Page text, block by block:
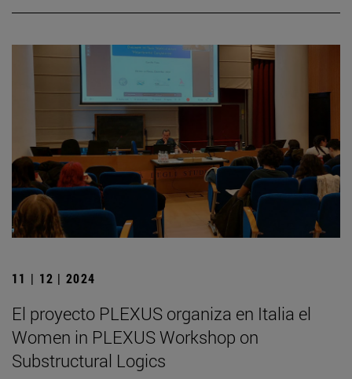
11 | 12 | 2024
El proyecto PLEXUS organiza en Italia el
Women in PLEXUS Workshop on
Substructural Logics